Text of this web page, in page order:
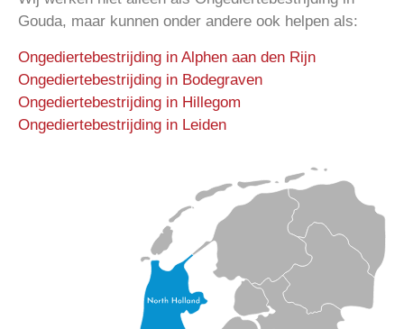
Gouda, maar kunnen onder andere ook helpen als:
Ongediertebestrijding in Alphen aan den Rijn
Ongediertebestrijding in Bodegraven
Ongediertebestrijding in Hillegom
Ongediertebestrijding in Leiden